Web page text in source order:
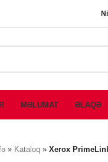
MƏLUMAT ƏLAQƏ
» Kataloq » Xerox